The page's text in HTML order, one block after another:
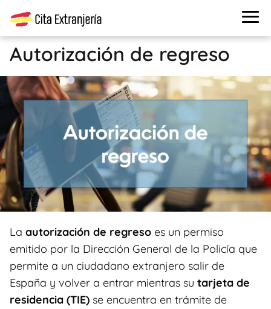
Autorización de regreso
La autorización de regreso es un permiso
emitido por la Dirección General de la Policía que
permite a un ciudadano extranjero salir de
España y volver a entrar mientras su tarjeta de
residencia (TIE) se encuentra en trámite de